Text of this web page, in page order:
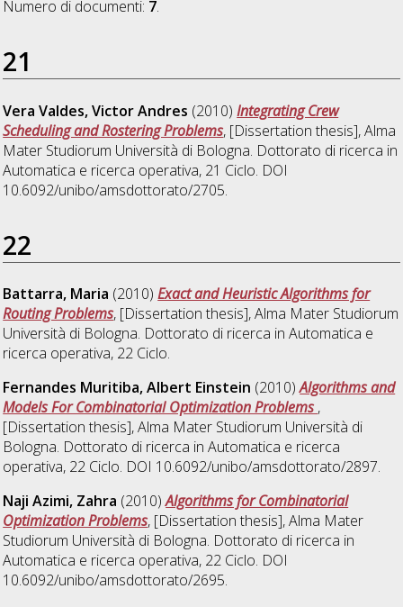
Numero di documenti: 7.
21
Vera Valdes, Victor Andres (2010)Integrating Crew
Scheduling and Rostering Problems, [Dissertation thesis], Alma
Mater Studiorum Università di Bologna. Dottorato di ricerca in
Automatica e ricerca operativa, 21 Ciclo. DOI
10.6092/unibo/amsdottorato/2705.
22
Battarra, Maria (2010)Exact and Heuristic Algorithms for
Routing Problems, [Dissertation thesis], Alma Mater Studiorum
Università di Bologna. Dottorato di ricerca inAutomatica e
ricerca operativa, 22 Ciclo.
Fernandes Muritiba, Albert Einstein (2010)Algorithms and
Models For Combinatorial Optimization Problems ,
[Dissertation thesis], Alma Mater Studiorum Università di
Bologna. Dottorato di ricerca inAutomatica e ricerca
operativa, 22 Ciclo. DOI 10.6092/unibo/amsdottorato/2897.
Naji Azimi, Zahra (2010)Algorithms for Combinatorial
Optimization Problems, [Dissertation thesis], Alma Mater
Studiorum Università di Bologna. Dottorato di ricerca in
Automatica e ricerca operativa, 22 Ciclo. DOI
10.6092/unibo/amsdottorato/2695.